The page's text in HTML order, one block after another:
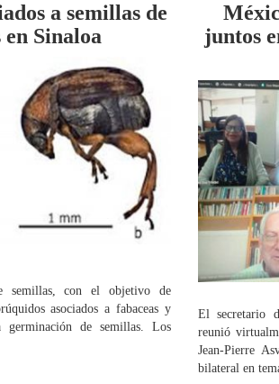
a semillas de
en Sinaloa
semillas, con el objetivo de
asociados a fabaceas y
germinación de semillas. Los
juntos
El secretario
reunió
Jean-Pierre
bilateral en